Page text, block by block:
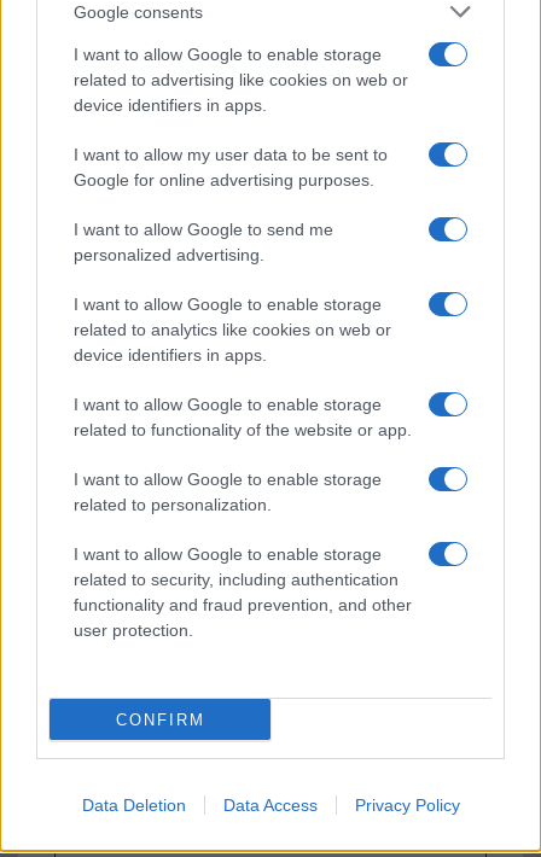
Google consents
I want to allow Google to enable storage
related to advertising like cookies on web or
device identifiers in apps.
I want to allow my user data to be sent to
Google for online advertising purposes.
I want to allow Google to send me
personalized advertising.
I want to allow Google to enable storage
related to analytics like cookies on web or
device identifiers in apps.
I want to allow Google to enable storage
related to functionality of the website or app.
I want to allow Google to enable storage
related to personalization.
I want to allow Google to enable storage
related to security, including authentication
functionality and fraud prevention, and other
user protection.
CONFIRM
Data Deletion Data Access Privacy Policy
Terület Magyar
Funkciók Photo/video editor
Védelem Nincs
SAR
N/A = Nincs adat. Legutóbbi frissítés: 2026-07-13 19:00:00
Új és Használt GSM kiemelt ajánlatok
Apple iPhone 16 Pro Max
435.000 Ft (új)